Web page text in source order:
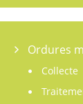
Ordures
Collecte